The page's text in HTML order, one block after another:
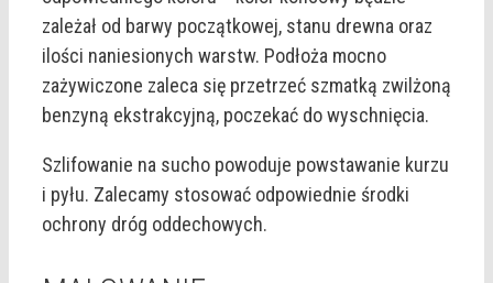
zależał od barwy początkowej, stanu drewna oraz
ilości naniesionych warstw. Podłoża mocno
zażywiczone zaleca się przetrzeć szmatką zwilżoną
benzyną ekstrakcyjną, poczekać do wyschnięcia.
Szlifowanie na sucho powoduje powstawanie kurzu
i pyłu. Zalecamy stosować odpowiednie środki
ochrony dróg oddechowych.